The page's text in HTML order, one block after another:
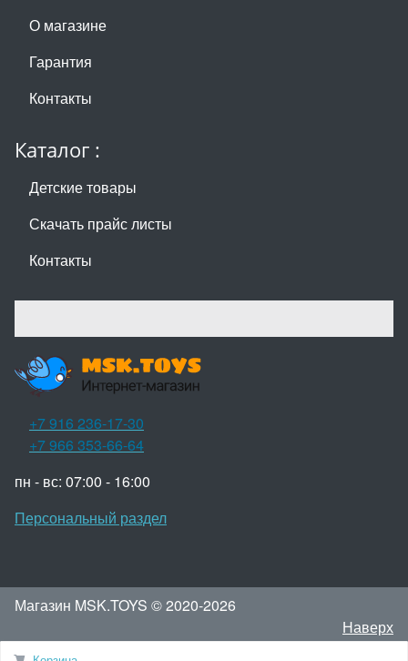
О магазине
Гарантия
Контакты
Каталог :
Детские товары
Скачать прайс листы
Контакты
+7 916 236-17-30
+7 966 353-66-64
пн - вс: 07:00 - 16:00
Персональный раздел
Магазин MSK.TOYS © 2020-2026
Наверх